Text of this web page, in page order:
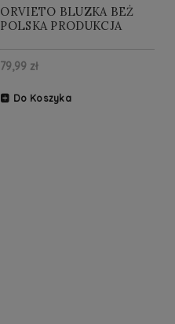
ORVIETO BLUZKA BEŻ
POLSKA PRODUKCJA
79,99 zł
Do Koszyka